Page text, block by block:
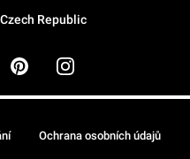
Republic
Ochrana osobních údajů